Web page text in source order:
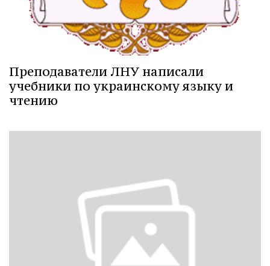
Преподаватели ЛНУ написали
учебники по украинскому языку и
чтению